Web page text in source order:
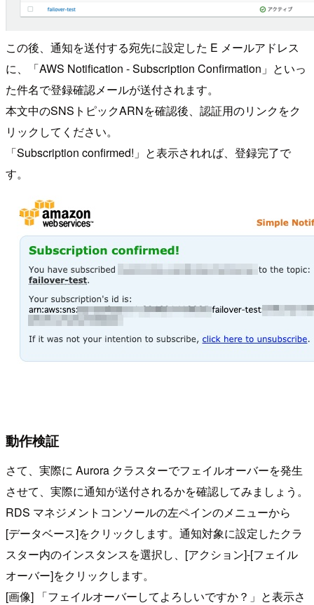
この後、通知を送付する宛先に設定した E メールアドレス
に、「AWS Notification - Subscription Confirmation」といっ
た件名で登録確認メールが送付されます。
本文中のSNSトピックARNを確認後、認証用のリンクをク
リックしてください。
「Subscription confirmed!」と表示されれば、登録完了で
す。
動作検証
さて、実際に Aurora クラスターでフェイルオーバーを発生
させて、実際に通知が送付されるかを確認してみましょう。
RDS マネジメントコンソールの左ペインのメニューから
[データベース]をクリックします。通知対象に設定したクラ
スター内のインスタンスを選択し、[アクション]-[フェイル
オーバー]をクリックします。
[画像] 「フェイルオーバーしてよろしいですか？」と表示さ